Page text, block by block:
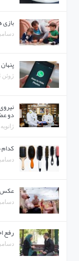
بازی
دسامبر 15,
ژوئن 18, 2019
دو
ژانویه 06, 2018
دسامبر 16,
عکس
دسامبر 13,
رفع
دسامبر 16,